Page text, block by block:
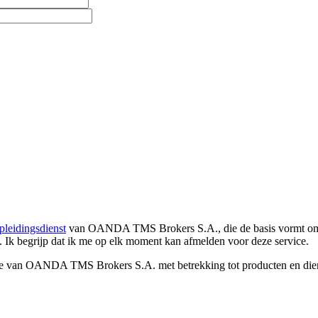
van OANDA TMS Brokers S.A., die de basis vormt
Ik begrijp dat ik me op elk moment kan afmelden voor deze service.
OANDA TMS Brokers S.A. met betrekking tot producten en